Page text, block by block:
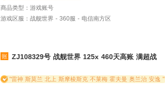
商品类型：游戏账号
游戏区服：战舰世界 - 360服 - 电信南方区
ZJ108329号 战舰世界 125x 460天高账 满超战
"雷神 斯莫兰 北上 斯摩棱斯克 不莱梅 霍夫曼 奥兰治 安逸 "